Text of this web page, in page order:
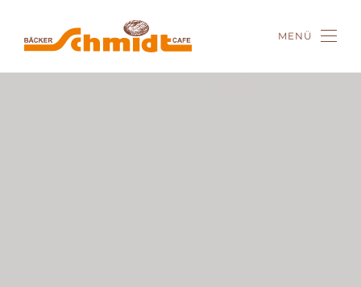
Zum Hauptinhalt springen
MENÜ